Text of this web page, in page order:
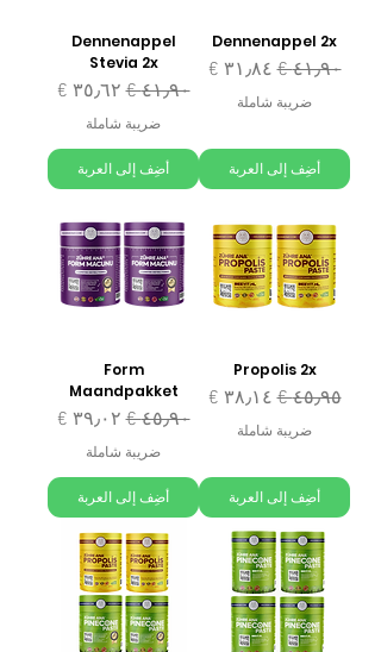
Dennenappel 2x
سعر عادي‏٤١٫٩٠ € سعر البيع
ضريبة شاملة
أضِف إلى العربة
Dennenappel
Stevia 2x
سعر عادي‏٤١٫٩٠ € سعر البيع
ضريبة شاملة
أضِف إلى العربة
Propolis 2x
سعر عادي‏٤٥٫٩٥ € سعر البيع
ضريبة شاملة
أضِف إلى العربة
Form
Maandpakket
سعر عادي‏٤٥٫٩٠ € سعر البيع
ضريبة شاملة
أضِف إلى العربة